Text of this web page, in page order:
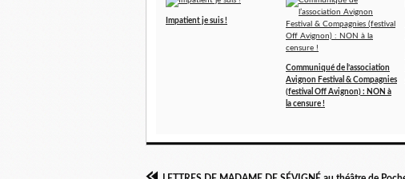
Impatient je suis !
Communiqué de l’association
Avignon Festival & Compagnies
(festival Off Avignon) : NON à
la censure !